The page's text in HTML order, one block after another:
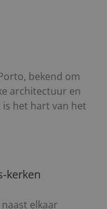
bekend om
architectuur en
het hart van het
kerken
elkaar